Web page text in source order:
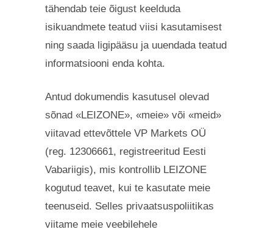
tähendab teie õigust keelduda
isikuandmete teatud viisi kasutamisest
ning saada ligipääsu ja uuendada teatud
informatsiooni enda kohta.
Antud dokumendis kasutusel olevad
sõnad «LEIZONE», «meie» või «meid»
viitavad ettevõttele VP Markets OÜ
(reg. 12306661, registreeritud Eesti
Vabariigis), mis kontrollib LEIZONE
kogutud teavet, kui te kasutate meie
teenuseid. Selles privaatsuspoliitikas
viitame meie veebilehele